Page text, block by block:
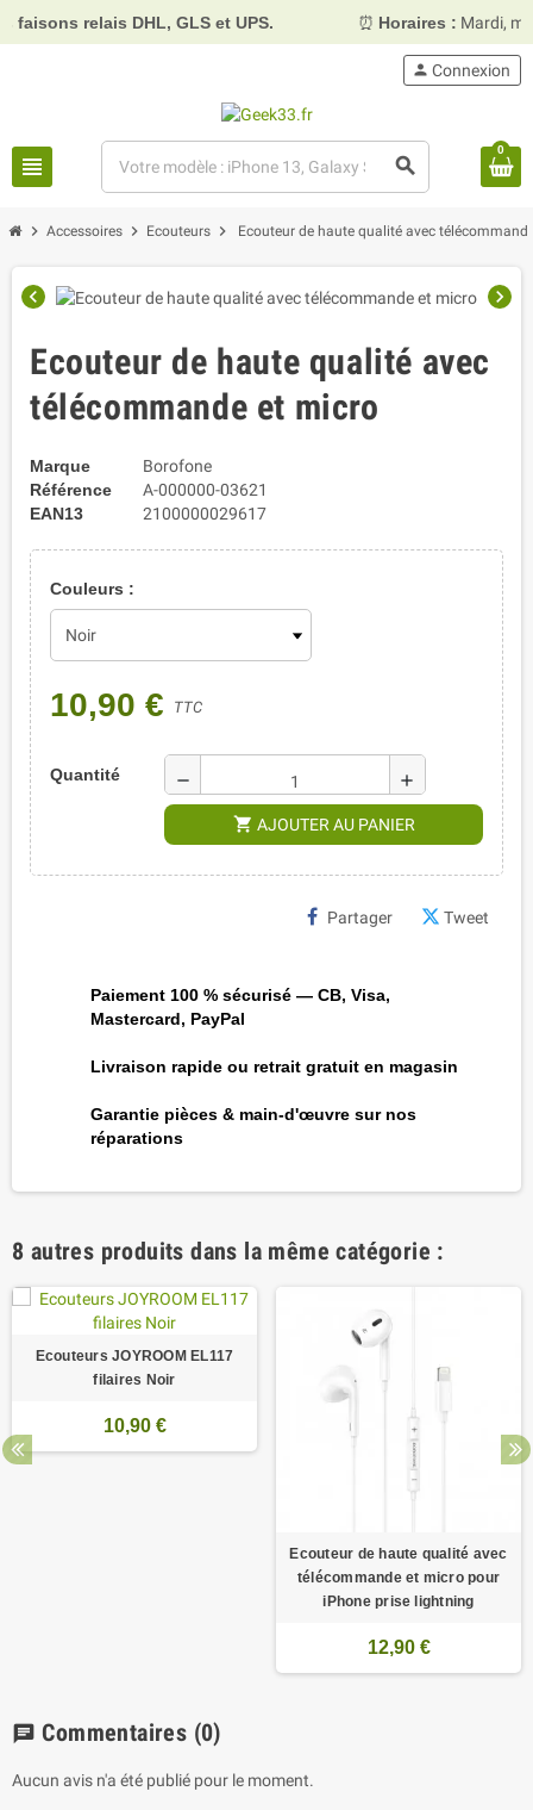
relais DHL, GLS et UPS. Horaires :Mardi,
view_headline search
person Connexion
0
chevron_right Accessoires chevron_right Ecouteurs chevron_right Ecouteur de haute qualité avec
chevron_left chevron_right
Ecouteur de haute qualité avec
télécommande et micro
Marque
Borofone
Référence
A-000000-03621
EAN13
2100000029617
Couleurs :
10,90 € TTC
Quantité remove add
shopping_cart AJOUTER AU PANIER
Partager Tweet
Paiement 100 % sécurisé — CB, Visa,
Mastercard, PayPal
Livraison rapide ou retrait gratuit en magasin
Garantie pièces & main-d'œuvre sur nos
réparations
8 autres produits dans la même catégorie :
Ecouteurs JOYROOM EL117
filaires Noir
10,90 €
Ecouteur de haute qualité avec
télécommande et micro pour
iPhone prise lightning
12,90 €
chat Commentaires (0)
Aucun avis n'a été publié pour le moment.